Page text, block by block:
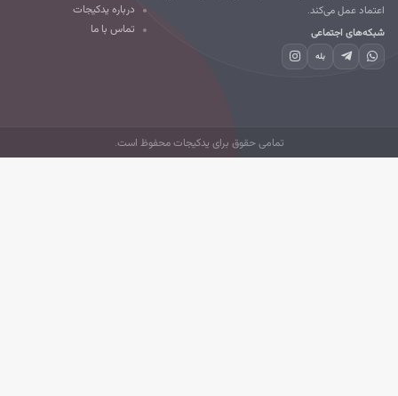
عمل می‌کند.
اجتماعی
بله
درباره یدکیجات
تماس با ما
تمامی حقوق برای یدکیجات محفوظ است.